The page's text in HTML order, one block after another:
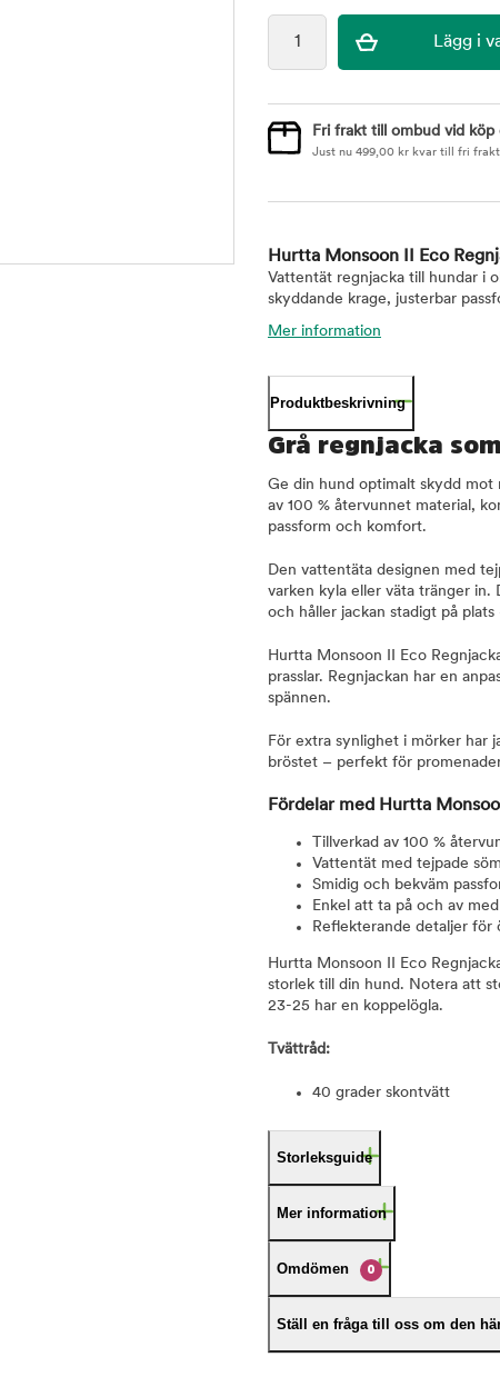
Fri frakt till ombud vid köp
Just nu 499,00 kr kvar till fri
Hurtta Monsoon II Eco
Vattentät regnjacka till hundar i
skyddande krage, justerbar
Mer information
Produktbeskrivning
Grå regnjacka
Ge din hund optimalt skydd mot
av 100 % återvunnet material,
passform och komfort.
Den vattentäta designen med
varken kyla eller väta tränger in.
och håller jackan stadigt på
Hurtta Monsoon II Eco
prasslar. Regnjackan har en
spännen.
För extra synlighet i mörker har
bröstet – perfekt för
Fördelar med Hurtta
Tillverkad av 100 %
Vattentät med tejpade
Smidig och bekväm
Enkel att ta på och av
Reflekterande detaljer för
Hurtta Monsoon II Eco
storlek till din hund. Notera att
23-25 har en koppelögla.
Tvättråd:
40 grader skontvätt
Storleksguide
Mer information
Omdömen 0
Ställ en fråga till oss om den